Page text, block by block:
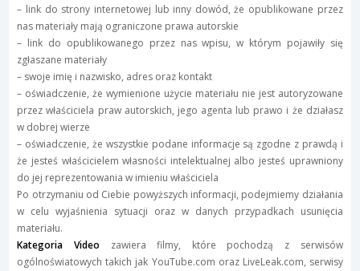
– link do strony internetowej lub inny dowód, że opublikowane przez
nas materiały mają ograniczone prawa autorskie
– link do opublikowanego przez nas wpisu, w którym pojawiły się
zgłaszane materiały
– swoje imię i nazwisko, adres oraz kontakt
– oświadczenie, że wymienione użycie materiału nie jest autoryzowane
przez właściciela praw autorskich, jego agenta lub prawo i że działasz
w dobrej wierze
– oświadczenie, że wszystkie podane informacje są zgodne z prawdą i
że jesteś właścicielem własności intelektualnej albo jesteś uprawniony
do jej reprezentowania w imieniu właściciela
Po otrzymaniu od Ciebie powyższych informacji, podejmiemy działania
w celu wyjaśnienia sytuacji oraz w danych przypadkach usunięcia
materiału.
Kategoria Video zawiera filmy, które pochodzą z serwisów
ogólnoświatowych takich jak YouTube.com oraz LiveLeak.com, serwisy